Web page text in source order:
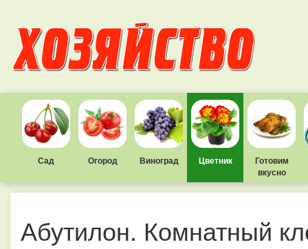
Сад Огород Виноград Цветник
Готовим
вкусно
Абутилон. Комнатный